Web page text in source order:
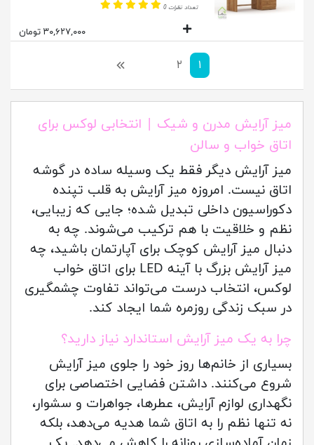
تعداد نظرات 0
۳۰,۶۲۷,۰۰۰ تومان
۱ ۲ بعدی
میز آرایش مدرن و شیک | انتخابی لوکس برای
اتاق خواب و سالن
میز آرایش دیگر فقط یک وسیله ساده در گوشه
اتاق نیست. امروزه میز آرایش به قلب تپنده
دکوراسیون داخلی تبدیل شده؛ جایی که زیبایی،
نظم و خلاقیت با هم ترکیب می‌شوند. چه به
دنبال میز آرایش کوچک برای آپارتمان باشید، چه
میز آرایش بزرگ با آینه LED برای اتاق خواب
لوکس، انتخاب درست می‌تواند تفاوت چشمگیری
در سبک زندگی روزمره شما ایجاد کند.
چرا به یک میز آرایش استاندارد نیاز دارید؟
بسیاری از خانم‌ها روز خود را جلوی میز آرایش
شروع می‌کنند. داشتن فضایی اختصاصی برای
نگهداری لوازم آرایش، عطرها، جواهرات و سشوار،
نه تنها نظم را به اتاق شما هدیه می‌دهد، بلکه